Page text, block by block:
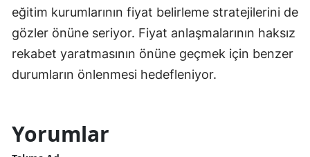
eğitim kurumlarının fiyat belirleme stratejilerini de
gözler önüne seriyor. Fiyat anlaşmalarının haksız
rekabet yaratmasının önüne geçmek için benzer
durumların önlenmesi hedefleniyor.
Yorumlar